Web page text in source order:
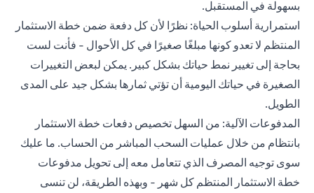
بسهولة في المستقبل.
استمرارية أسلوب الحياة: نظرًا لأن كل دفعة ضمن خطة الاستثمار
المنتظم لا تعدو كونها مبلغًا صغيرًا في كل الأحوال - فأنت لست
بحاجة إلى تغيير نمط حياتك بشكل كبير. يمكن لبعض التغييرات
الصغيرة في حياتك اليومية أن تؤتي ثمارها بشكل جيد على المدى
الطويل.
المدفوعات الآلية: من السهل تخصيص دفعات خطة الاستثمار
بانتظام من خلال عمليات السحب المباشر من الحساب. ما عليك
سوى توجيه المصرف الذي تتعامل معه إلى تحويل مدفوعات
خطة الاستثمار المنتظم كل شهر - وبهذه الطريقة، لن تنسى